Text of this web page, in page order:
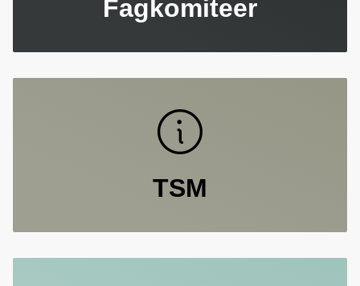
Fagkomiteer
TSM